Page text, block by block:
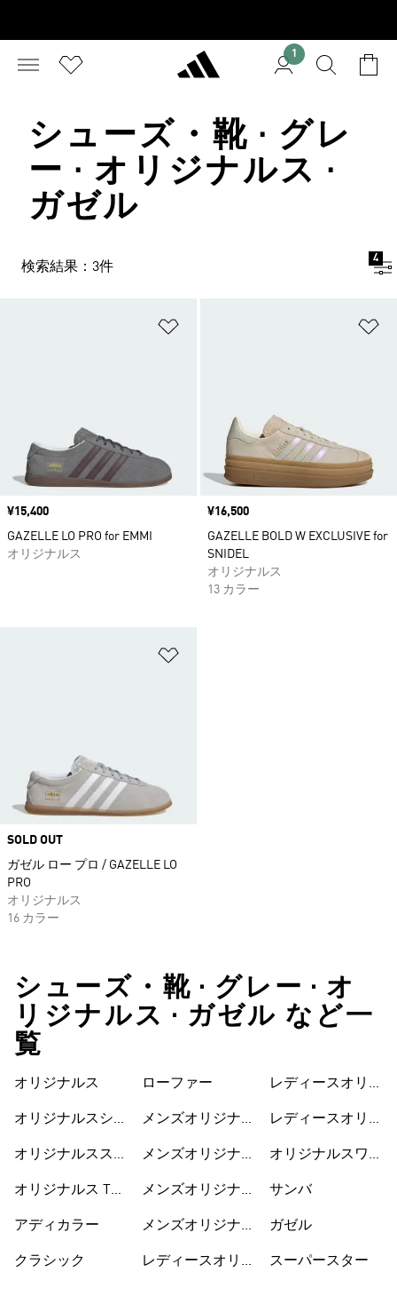
1
シューズ・靴 · グレ
ー · オリジナルス ·
ガゼル
検索結果：3件
4
価格
¥15,400
GAZELLE LO PRO for EMMI
オリジナルス
価格
¥16,500
GAZELLE BOLD W EXCLUSIVE for
SNIDEL
オリジナルス
13 カラー
SOLD OUT
ガゼル ロー プロ / GAZELLE LO
PRO
オリジナルス
16 カラー
シューズ・靴 • グレー • オ
リジナルス • ガゼル など一
覧
オリジナルス
オリジナルスシュ
オリジナルススウ
オリジナルス Tシ
アディカラー
クラシック
ローファー
メンズオリジナル
メンズオリジナル
メンズオリジナル
メンズオリジナル
レディースオリジ
レディースオリジ
レディースオリジ
オリジナルスワン
サンバ
ガゼル
スーパースター